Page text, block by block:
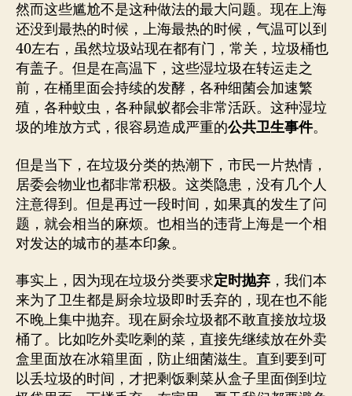
然而这些尴尬不是这种做法的最大问题。现在上海
还没到最热的时候，上海最热的时候，气温可以到
40左右，虽然垃圾站现在都有门，常关，垃圾桶也
有盖子。但是在高温下，这些湿垃圾在转运走之
前，在桶里面会持续的发酵，各种细菌会加速繁
殖，各种蚊虫，各种鼠蚁都会非常活跃。这种湿垃
圾的堆放方式，很容易造成严重的公共卫生事件。
但是当下，在垃圾分类的热潮下，市民一片热情，
居委会物业也都非常积极。这类隐患，没有几个人
注意得到。但是再过一段时间，如果真的发生了问
题，就会相当的麻烦。也相当的违背上海是一个相
对发达的城市的基本印象。
事实上，因为现在垃圾分类要求定时抛弃 ，我们本
来为了卫生都是厨余垃圾即时丢弃的，现在也不能
不晚上集中抛弃。现在厨余垃圾都不敢直接放垃圾
桶了。比如吃外卖吃剩的菜，直接先继续放在外卖
盒里面放在冰箱里面，防止细菌滋生。直到要到可
以丢垃圾的时间，才把剩饭剩菜从盒子里面倒到垃